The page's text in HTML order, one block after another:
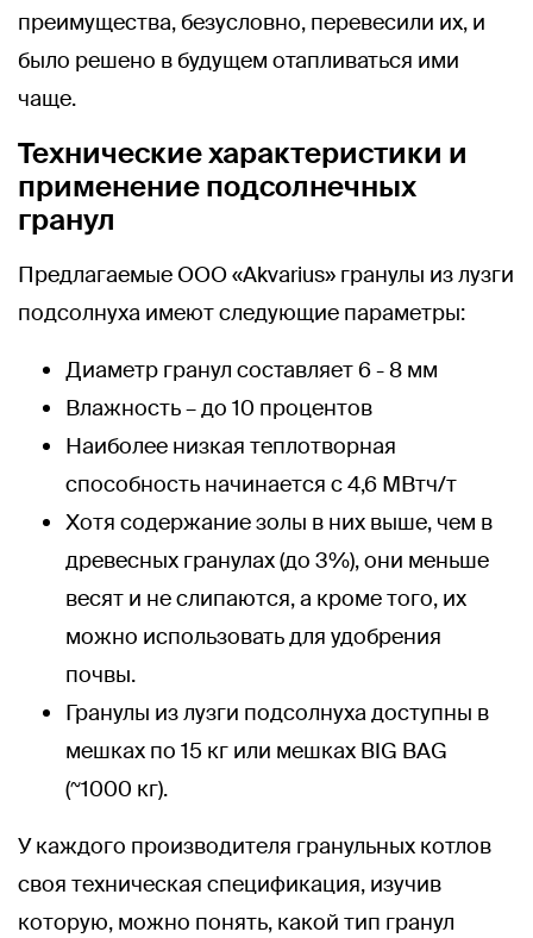
преимущества, безусловно, перевесили их, и
было решено в будущем отапливаться ими
чаще.
Технические характеристики и
применение подсолнечных
гранул
Предлагаемые ООО «Akvarius» гранулы из лузги
подсолнуха имеют следующие параметры:
Диаметр гранул составляет 6 - 8 мм
Влажность – до 10 процентов
Наиболее низкая теплотворная
способность начинается с 4,6 МВтч/т
Хотя содержание золы в них выше, чем в
древесных гранулах (до 3%), они меньше
весят и не слипаются, а кроме того, их
можно использовать для удобрения
почвы.
Гранулы из лузги подсолнуха доступны в
мешках по 15 кг или мешках BIG BAG
(~1000 кг).
У каждого производителя гранульных котлов
своя техническая спецификация, изучив
которую, можно понять, какой тип гранул